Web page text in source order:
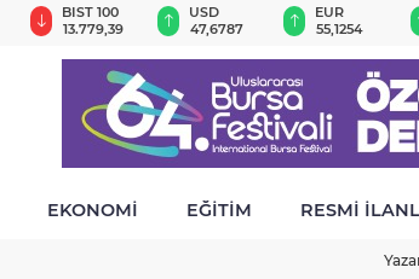
BIST 100
13.779,39
USD
47,6787
EUR
55,1254
EKONOMİ EĞİTİM RESMİ